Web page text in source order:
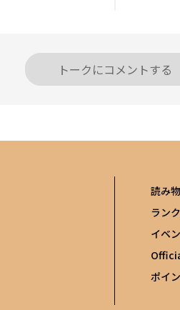
トークにコメントする
読み物
ラン
イベ
ポイ